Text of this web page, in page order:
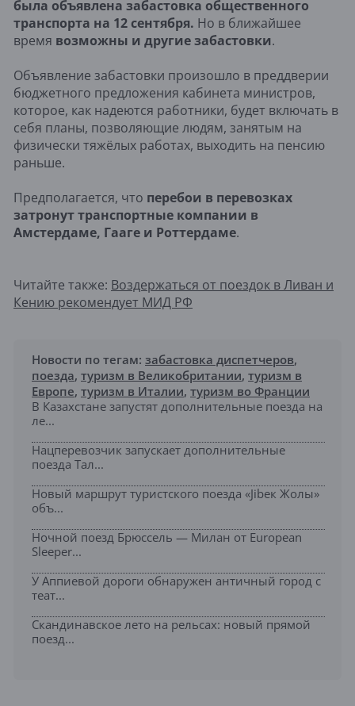
была объявлена забастовка общественного
транспорта на 12 сентября. Но в ближайшее
время возможны и другие забастовки.
Объявление забастовки произошло в преддверии
бюджетного предложения кабинета министров,
которое, как надеются работники, будет включать в
себя планы, позволяющие людям, занятым на
физически тяжёлых работах, выходить на пенсию
раньше.
Предполагается, что перебои в перевозках
затронут транспортные компании в
Амстердаме, Гааге и Роттердаме.
Читайте также: Воздержаться от поездок в Ливан и
Кению рекомендует МИД РФ
Новости по тегам: забастовка диспетчеров,
поезда, туризм в Великобритании, туризм в
Европе, туризм в Италии, туризм во Франции
В Казахстане запустят дополнительные поезда на
ле...
Нацперевозчик запускает дополнительные
поезда Тал...
Новый маршрут туристского поезда «Jibек Жолы»
объ...
Ночной поезд Брюссель — Милан от European
Sleeper...
У Аппиевой дороги обнаружен античный город с
теат...
Скандинавское лето на рельсах: новый прямой
поезд...